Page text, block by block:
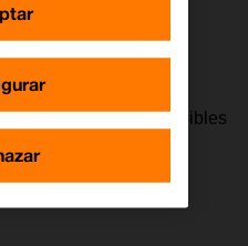
problema
de una serie de posibles